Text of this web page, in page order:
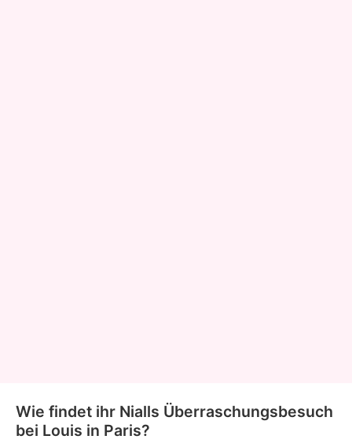
Wie findet ihr Nialls Überraschungsbesuch
bei Louis in Paris?